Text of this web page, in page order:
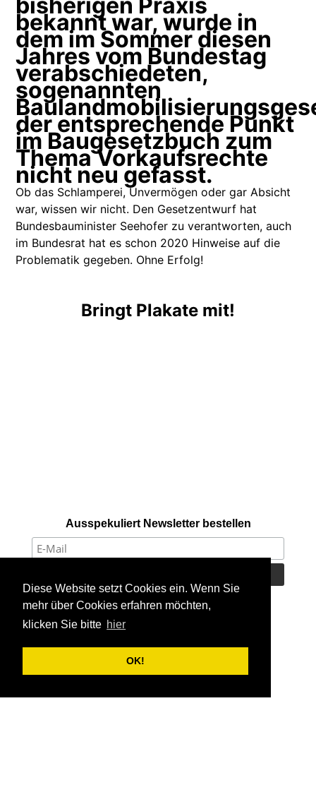
Diese Website setzt Cookies ein. Wenn Sie
mehr über Cookies erfahren möchten,
klicken Sie bitte hier
OK!
bekannt war, wurde in
dem im Sommer diesen
Jahres vom Bundestag
verabschiedeten,
sogenannten
der entsprechende Punkt
im Baugesetzbuch zum
Thema Vorkaufsrechte
nicht neu gefasst.
Ob das Schlamperei, Unvermögen oder gar Absicht
war, wissen wir nicht. Den Gesetzentwurf hat
Bundesbauminister Seehofer zu verantworten, auch
im Bundesrat hat es schon 2020 Hinweise auf die
Problematik gegeben. Ohne Erfolg!
Bringt Plakate mit!
Ausspekuliert Newsletter bestellen
© 2026 Ausspekuliert
Impressum /